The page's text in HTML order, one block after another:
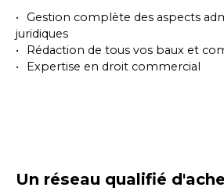
Gestion complète des aspects
juridiques
Rédaction de tous vos baux et
Expertise en droit commercial
Un réseau qualifié